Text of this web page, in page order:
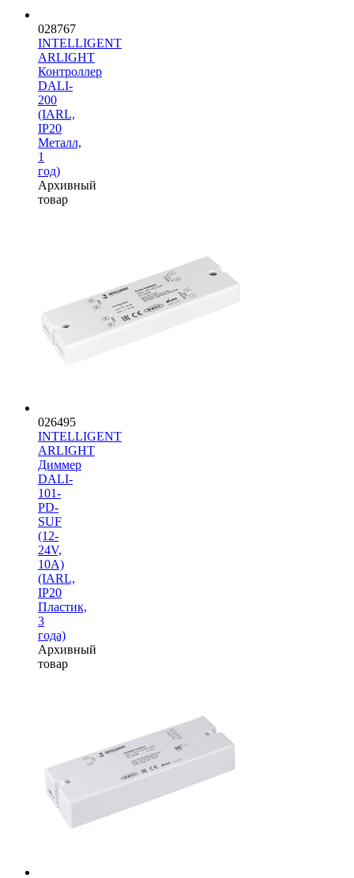
028767
INTELLIGENT
ARLIGHT
Контроллер
DALI-
200
(IARL,
IP20
Металл,
1
год)
Архивный
товар
026495
INTELLIGENT
ARLIGHT
Диммер
DALI-
101-
PD-
SUF
(12-
24V,
10A)
(IARL,
IP20
Пластик,
3
года)
Архивный
товар